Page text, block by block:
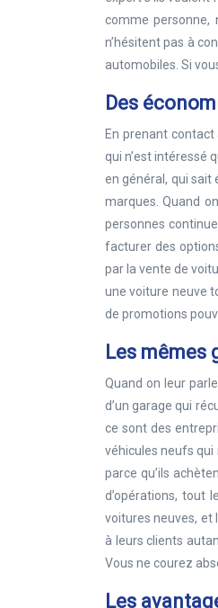
comme personne,
n’hésitent pas à
automobiles. Si
Des
En prenant
qui n’est intéressé
en général, qui sait
marques. Quand
personnes
facturer des
par la vente de
une voiture neuve
de promotions
Les
Quand on leur
d’un garage qui
ce sont des
véhicules neufs qui
parce qu’ils
d’opérations, tout
voitures neuves, et
à leurs clients
Vous ne courez
Les